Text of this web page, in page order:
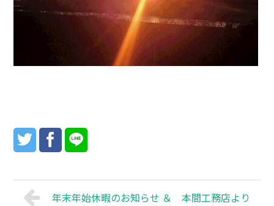
年末年始休暇のお知らせ ＆ 本間工務店より